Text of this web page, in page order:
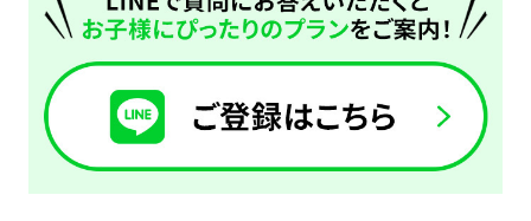
page.
However,
if
you
use
通常スクールを体験したい
お子様はこちら
体験申込